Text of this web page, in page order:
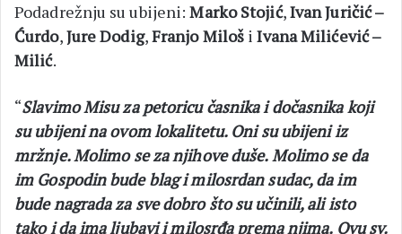
Podadrežnju su ubijeni:Marko Stojić,Ivan Juričić –
Ćurdo,Jure Dodig,Franjo Miloš iIvana Milićević –
Milić.
“Slavimo Misu za petoricu časnika i dočasnika koji
su ubijeni na ovom lokalitetu. Oni su ubijeni iz
mržnje. Molimo se za njihove duše. Molimo se da
im Gospodin bude blag i milosrdan sudac, da im
bude nagrada za sve dobro što su učinili, ali isto
tako i da ima ljubavi i milosrđa prema njima. Ovu sv.